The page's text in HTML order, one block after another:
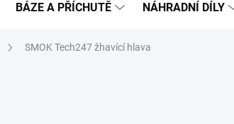
BÁZE A PŘÍCHUTĚ NÁHRADNÍ DÍLY
SMOK Tech247 žhavící hlava